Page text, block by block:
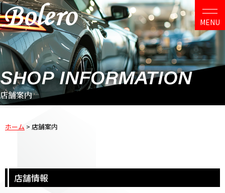
SHOP INFORMATION
店舗案内
ホーム > 店舗案内
店舗情報